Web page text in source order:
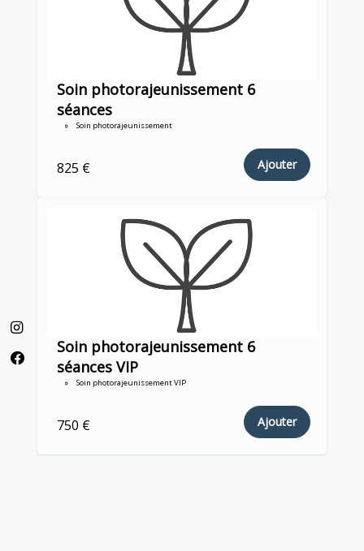
Soin photorajeunissement 6
séances
Soin photorajeunissement
825 € Ajouter
Soin photorajeunissement 6
séances VIP
Soin photorajeunissement VIP
750 € Ajouter